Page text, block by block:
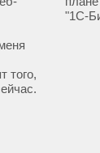
того,
"1С-